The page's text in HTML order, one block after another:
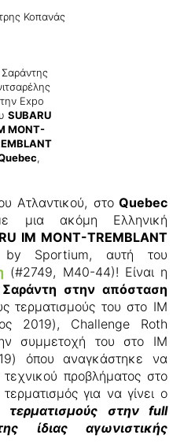
Κοπανάς
Expo
SUBARU
MONT-
,
Ατλαντικού, στοQuebec
μια ακόμη Ελληνική
IM MONT-TREMBLANT
Sportium, αυτή του
(#2749, M40-44)! Είναι η
στην απόσταση
τερματισμούς του στο IM
2019), Challenge Roth
συμμετοχή του στο IM
όπου αναγκάστηκε να
τεχνικού προβλήματος στο
για να γίνει ο
στην full
ίδιας αγωνιστικής